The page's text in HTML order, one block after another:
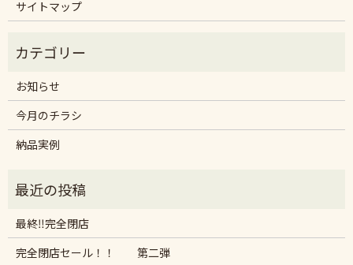
サイトマップ
お知らせ
今月のチラシ
納品実例
最終‼︎完全閉店
完全閉店セール！！ 第二弾